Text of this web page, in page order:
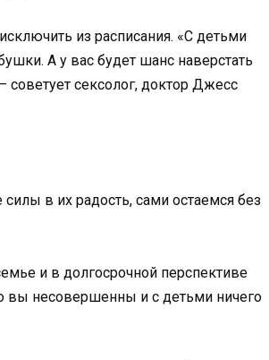
из расписания. «С детьми
А у вас будет шанс наверстать
советует сексолог, доктор Джесс
в их радость, сами остаемся без
и в долгосрочной перспективе
вы несовершенны и с детьми ничего